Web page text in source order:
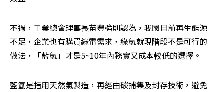
不過，工業總會理事長苗豐強則認為，我國目前再生能源
不足，企業也有購買綠電需求，綠氫就現階段不是可行的
做法，「藍氫」才是5~10年內務實又成本較低的選擇。
藍氫是指用天然氣製造，再經由碳捕集及封存技術，避免